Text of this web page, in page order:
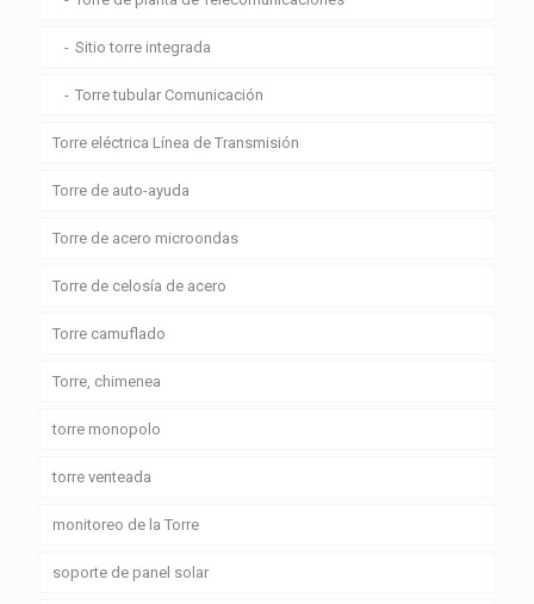
Sitio torre integrada
Torre tubular Comunicación
Torre eléctrica Línea de Transmisión
Torre de auto-ayuda
Torre de acero microondas
Torre de celosía de acero
Torre camuflado
Torre, chimenea
torre monopolo
torre venteada
monitoreo de la Torre
soporte de panel solar